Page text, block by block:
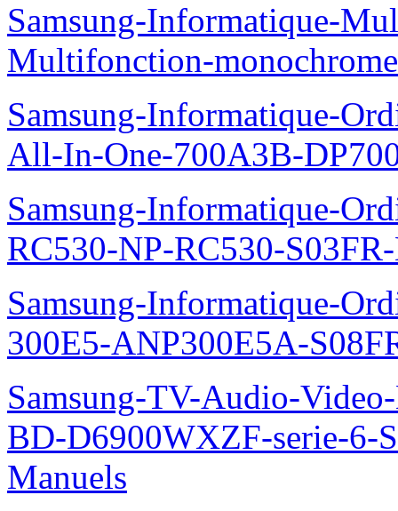
Samsung-Informatique-
Multifonction-
Samsung-Informatique-
All-In-One-700A3B-
Samsung-Informatique-
RC530-NP-RC530-
Samsung-Informatique-
300E5-ANP300E5A-
Samsung-TV-Audio-
BD-D6900WXZF-serie-6-
Manuels